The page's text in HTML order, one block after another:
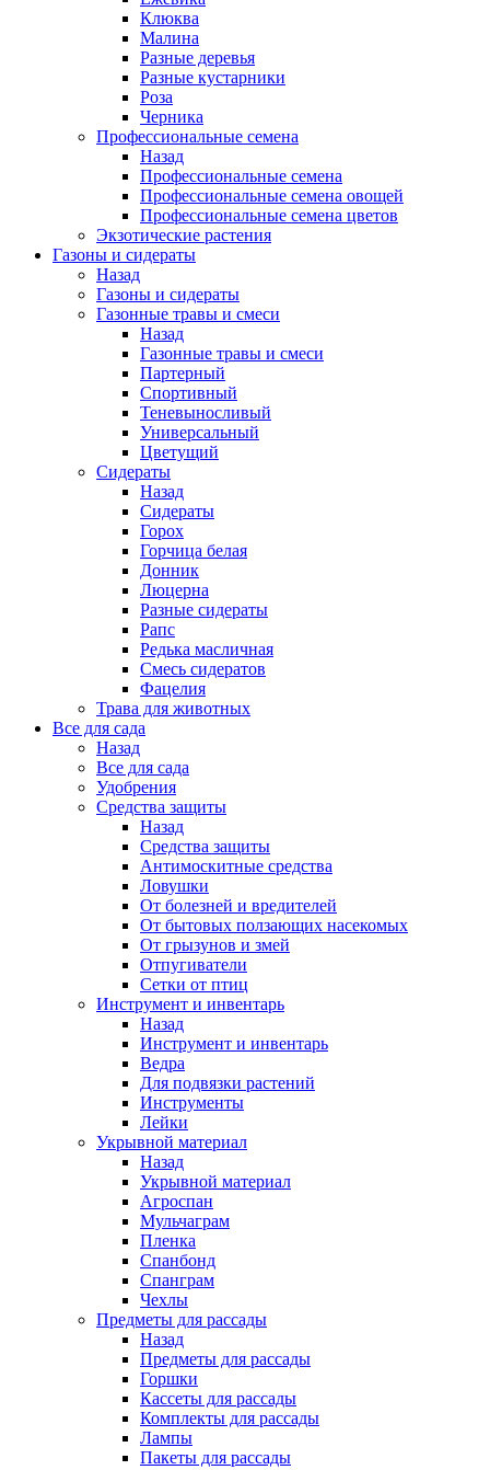
Клюква
Малина
Разные деревья
Разные кустарники
Роза
Черника
Профессиональные семена
Назад
Профессиональные семена
Профессиональные семена овощей
Профессиональные семена цветов
Экзотические растения
Газоны и сидераты
Назад
Газоны и сидераты
Газонные травы и смеси
Назад
Газонные травы и смеси
Партерный
Спортивный
Теневыносливый
Универсальный
Цветущий
Сидераты
Назад
Сидераты
Горох
Горчица белая
Донник
Люцерна
Разные сидераты
Рапс
Редька масличная
Смесь сидератов
Фацелия
Трава для животных
Все для сада
Назад
Все для сада
Удобрения
Средства защиты
Назад
Средства защиты
Антимоскитные средства
Ловушки
От болезней и вредителей
От бытовых ползающих насекомых
От грызунов и змей
Отпугиватели
Сетки от птиц
Инструмент и инвентарь
Назад
Инструмент и инвентарь
Ведра
Для подвязки растений
Инструменты
Лейки
Укрывной материал
Назад
Укрывной материал
Агроспан
Мульчаграм
Пленка
Спанбонд
Спанграм
Чехлы
Предметы для рассады
Назад
Предметы для рассады
Горшки
Кассеты для рассады
Комплекты для рассады
Лампы
Пакеты для рассады